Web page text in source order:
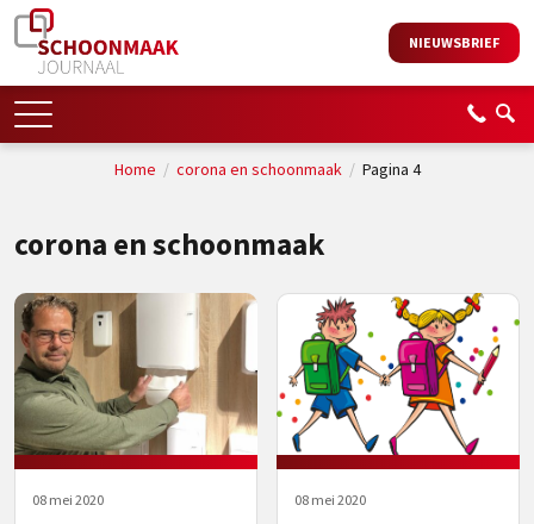
NIEUWSBRIEF
Home / corona en schoonmaak/ Pagina 4
corona en schoonmaak
08 mei 2020 08 mei 2020